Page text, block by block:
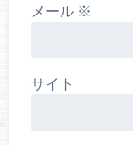
メール ※
サイト